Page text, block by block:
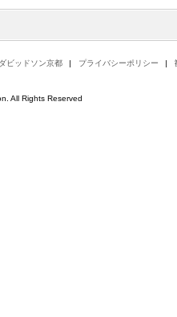
ビッドソン京都 プライバシーポリシー
All Rights Reserved